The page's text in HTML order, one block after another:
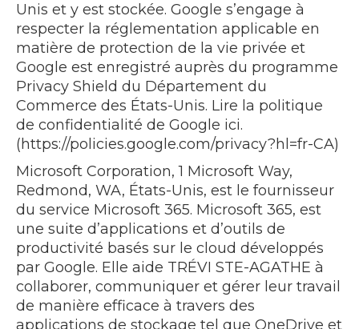
Unis et y est stockée. Google s’engage à
respecter la réglementation applicable en
matière de protection de la vie privée et
Google est enregistré auprès du programme
Privacy Shield du Département du
Commerce des États-Unis. Lire la politique
de confidentialité de Google ici.
(https://policies.google.com/privacy?hl=fr-CA)
Microsoft Corporation, 1 Microsoft Way,
Redmond, WA, États-Unis, est le fournisseur
du service Microsoft 365. Microsoft 365, est
une suite d’applications et d’outils de
productivité basés sur le cloud développés
par Google. Elle aide TRÉVI STE-AGATHE à
collaborer, communiquer et gérer leur travail
de manière efficace à travers des
applications de stockage tel que OneDrive et